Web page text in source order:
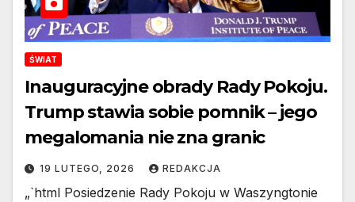
ŚWIAT
Inauguracyjne obrady Rady Pokoju.
Trump stawia sobie pomnik – jego
megalomania nie zna granic
19 LUTEGO, 2026 REDAKCJA
„`html Posiedzenie Rady Pokoju w Waszyngtonie